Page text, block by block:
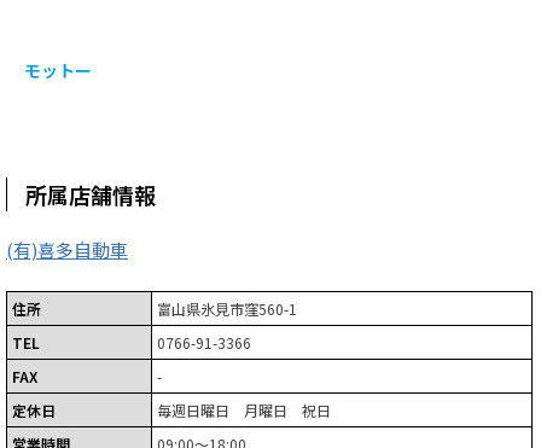
モットー
所属店舗情報
(有)喜多自動車
住所
富山県氷見市窪560-1
TEL
0766-91-3366
FAX
-
定休日
毎週日曜日 月曜日 祝日